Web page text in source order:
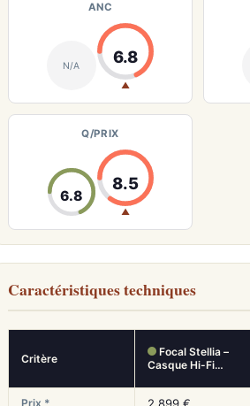
ANC
N/A 6.8
▲
Q/PRIX
6.8
8.5
▲
Caractéristiques techniques
Critère
Focal Stellia –
Casque Hi-Fi…
Prix *